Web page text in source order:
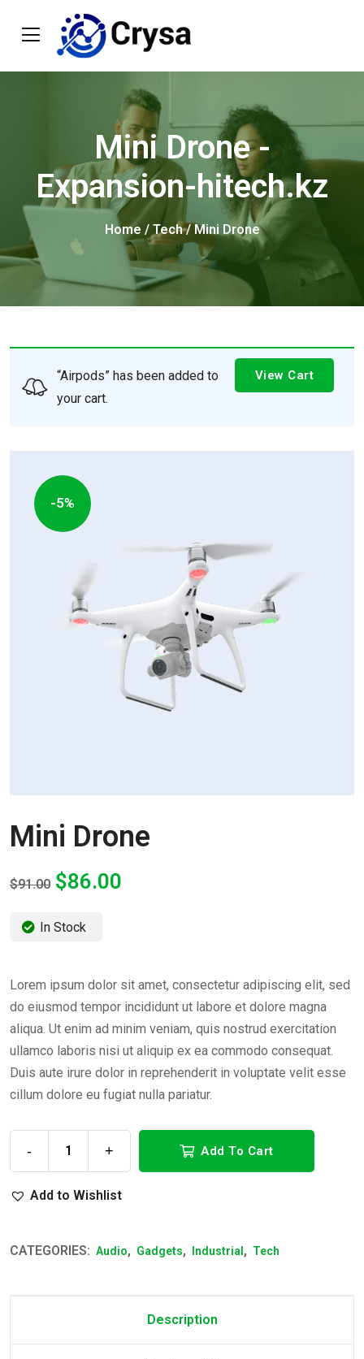
Mini Drone -
Expansion-hitech.kz
Home / Tech/ Mini Drone
View Cart
“Airpods” has been added to
your cart.
-5%
Mini Drone
$91.00 $86.00
In Stock
Lorem ipsum dolor sit amet, consectetur adipiscing elit, sed
do eiusmod tempor incididunt ut labore et dolore magna
aliqua. Ut enim ad minim veniam, quis nostrud exercitation
ullamco laboris nisi ut aliquip ex ea commodo consequat.
Duis aute irure dolor in reprehenderit in voluptate velit esse
cillum dolore eu fugiat nulla pariatur.
- + Add To Cart
Add to Wishlist
CATEGORIES: Audio, Gadgets, Industrial , Tech
Description